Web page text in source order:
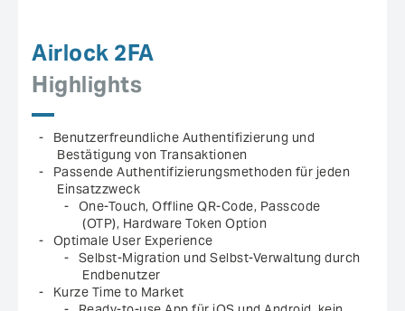
Airlock 2FA
Highlights
Benutzerfreundliche Authentifizierung und
Bestätigung von Transaktionen
Passende Authentifizierungsmethoden für jeden
Einsatzzweck
One-Touch, Offline QR-Code, Passcode
(OTP), Hardware Token Option
Optimale User Experience
Selbst-Migration und Selbst-Verwaltung durch
Endbenutzer
Kurze Time to Market